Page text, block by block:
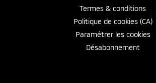
Termes & conditions
Politique de cookies (CA)
Paramétrer les cookies
Désabonnement